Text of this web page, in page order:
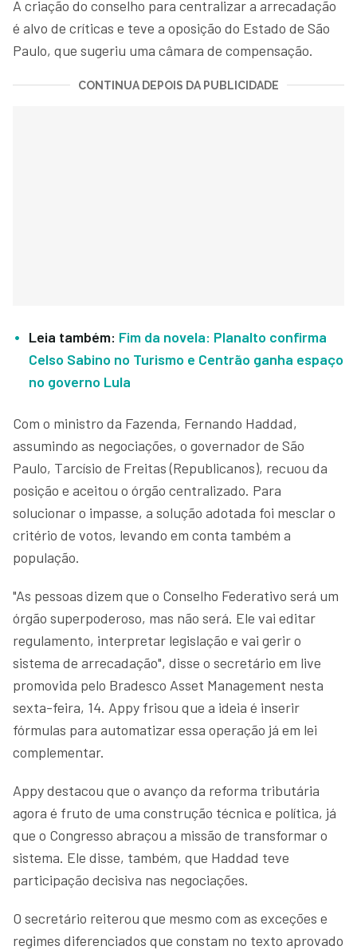
A criação do conselho para centralizar a arrecadação
é alvo de críticas e teve a oposição do Estado de São
Paulo, que sugeriu uma câmara de compensação.
CONTINUA DEPOIS DA PUBLICIDADE
Leia também: Fim da novela: Planalto confirma
Celso Sabino no Turismo e Centrão ganha espaço
no governo Lula
Com o ministro da Fazenda, Fernando Haddad,
assumindo as negociações, o governador de São
Paulo, Tarcísio de Freitas (Republicanos), recuou da
posição e aceitou o órgão centralizado. Para
solucionar o impasse, a solução adotada foi mesclar o
critério de votos, levando em conta também a
população.
"As pessoas dizem que o Conselho Federativo será um
órgão superpoderoso, mas não será. Ele vai editar
regulamento, interpretar legislação e vai gerir o
sistema de arrecadação", disse o secretário em live
promovida pelo Bradesco Asset Management nesta
sexta-feira, 14. Appy frisou que a ideia é inserir
fórmulas para automatizar essa operação já em lei
complementar.
Appy destacou que o avanço da reforma tributária
agora é fruto de uma construção técnica e política, já
que o Congresso abraçou a missão de transformar o
sistema. Ele disse, também, que Haddad teve
participação decisiva nas negociações.
O secretário reiterou que mesmo com as exceções e
regimes diferenciados que constam no texto aprovado